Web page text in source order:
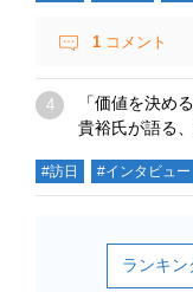
1 コメント
「価値を決め
貴裕氏が語る
#訪日 #インタビュー